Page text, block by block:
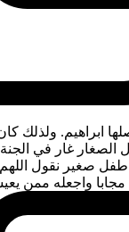
ابراهيم. ولذلك
الصغار غار في
صغير نقول اللهم
واجعله ممن